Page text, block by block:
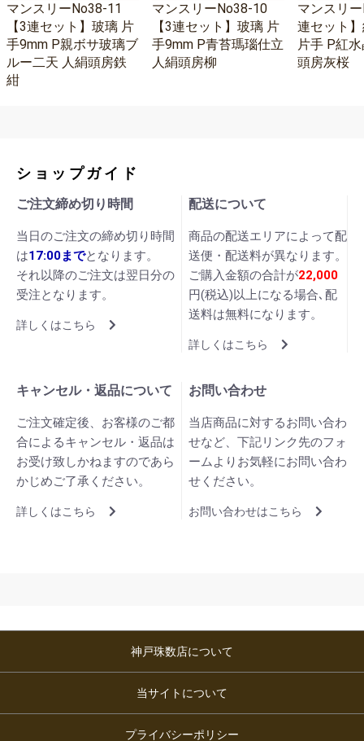
マンスリーNo38-11
【3連セット】玻璃 片
手9mm P親ボサ玻璃ブ
ルー二天 人絹頭房鉄
紺
マンスリーNo38-10
【3連セット】玻璃 片
手9mm P青苔瑪瑙仕立
人絹頭房柳
マンスリ
連セット
片手 P紅
頭房灰桜
ショップガイド
ご注文締め切り時間
当日のご注文の締め切り時間
は17:00までとなります。
それ以降のご注文は翌日分の
受注となります。
詳しくはこちら
配送について
商品の配送エリアによって配
送便・配送料が異なります。
ご購入金額の合計が22,000
円(税込)以上になる場合､配
送料は無料になります。
詳しくはこちら
キャンセル・返品について
ご注文確定後、お客様のご都
合によるキャンセル・返品は
お受け致しかねますのであら
かじめご了承ください。
詳しくはこちら
お問い合わせ
当店商品に対するお問い合わ
せなど、下記リンク先のフォ
ームよりお気軽にお問い合わ
せください。
お問い合わせはこちら
神戸珠数店について
当サイトについて
プライバシーポリシー